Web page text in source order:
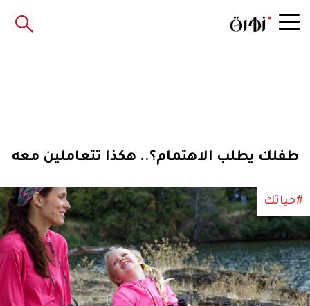
طفلك يطلب الاهتمام؟.. هكذا تتعاملين معه
#حياتك